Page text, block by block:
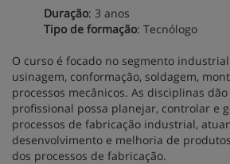
Duração: 3 anos
Tipo de formação: Tecnólogo
O curso é focado no segmento
usinagem, conformação, soldagem,
processos mecânicos. As disciplinas
profissional possa planejar, controlar e
processos de fabricação industrial,
desenvolvimento e melhoria de
dos processos de fabricação.